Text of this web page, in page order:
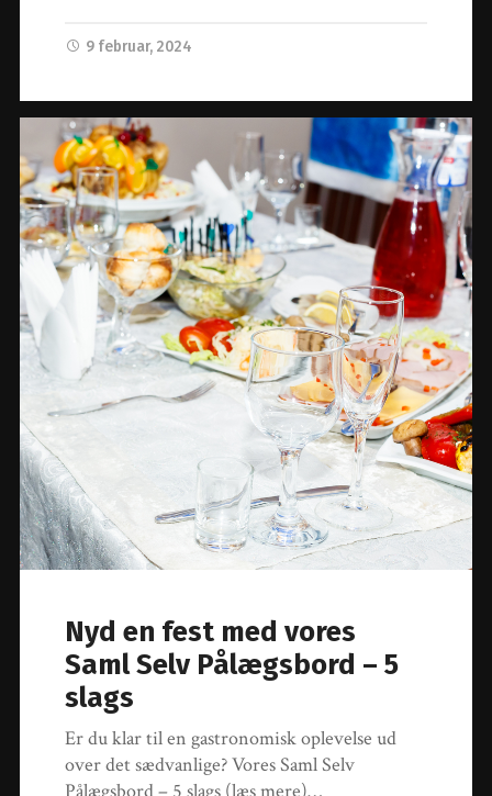
9 februar, 2024
Nyd en fest med vores
Saml Selv Pålægsbord – 5
slags
Er du klar til en gastronomisk oplevelse ud
over det sædvanlige? Vores Saml Selv
Pålægsbord – 5 slags (læs mere)…